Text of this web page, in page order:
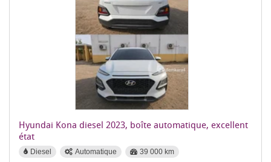
Hyundai Kona diesel 2023, boîte automatique, excellent
état
Diesel Automatique 39 000 km